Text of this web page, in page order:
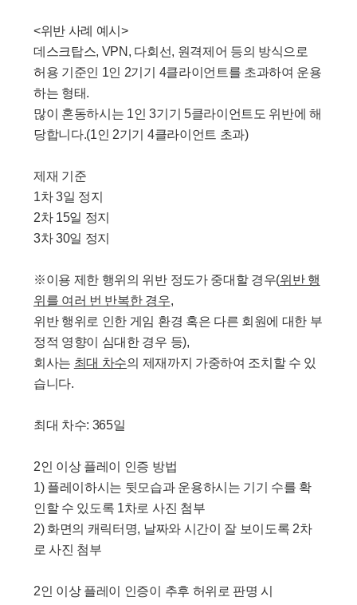
<위반 사례 예시>
데스크탑스, VPN, 다회선, 원격제어 등의 방식으로
허용 기준인 1인 2기기 4클라이언트를 초과하여 운용
하는 형태.
많이 혼동하시는 1인 3기기 5클라이언트도 위반에 해
당합니다.(1인 2기기 4클라이언트 초과)
제재 기준
1차 3일 정지
2차 15일 정지
3차 30일 정지
※이용 제한 행위의 위반 정도가 중대할 경우(위반 행
위를 여러 번 반복한 경우,
위반 행위로 인한 게임 환경 혹은 다른 회원에 대한 부
정적 영향이 심대한 경우 등),
회사는 최대 차수의 제재까지 가중하여 조치할 수 있
습니다.
최대 차수: 365일
2인 이상 플레이 인증 방법
1) 플레이하시는 뒷모습과 운용하시는 기기 수를 확
인할 수 있도록 1차로 사진 첨부
2) 화면의 캐릭터명, 날짜와 시간이 잘 보이도록 2차
로 사진 첨부
2인 이상 플레이 인증이 추후 허위로 판명 시